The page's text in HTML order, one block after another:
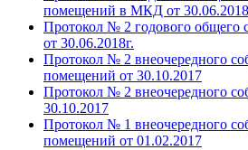
помещений в МКД от
Протокол № 2 годового общего
от 30.06.2018г.
Протокол № 2 внеочередного
помещений от 30.10.2017
Протокол № 2 внеочередного
30.10.2017
Протокол № 1 внеочередного
помещений от 01.02.2017